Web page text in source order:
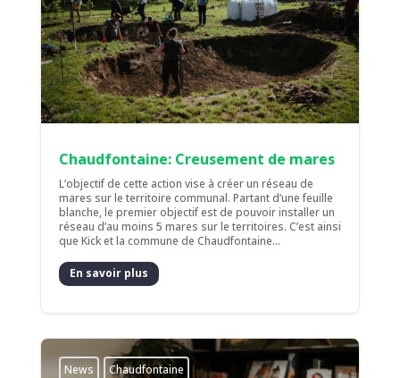
Chaudfontaine: Creusement de mares
L’objectif de cette action vise à créer un réseau de
mares sur le territoire communal. Partant d’une feuille
blanche, le premier objectif est de pouvoir installer un
réseau d’au moins 5 mares sur le territoires. C’est ainsi
que Kick et la commune de Chaudfontaine...
En savoir plus
News Chaudfontaine